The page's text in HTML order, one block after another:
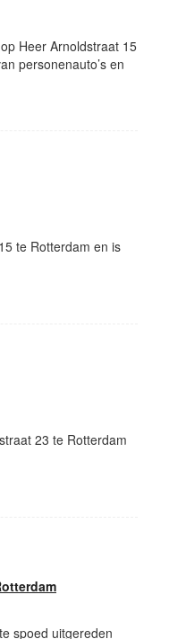
Heer Arnoldstraat 15
personenauto’s en
te Rotterdam en is
23 te Rotterdam
spoed uitgereden